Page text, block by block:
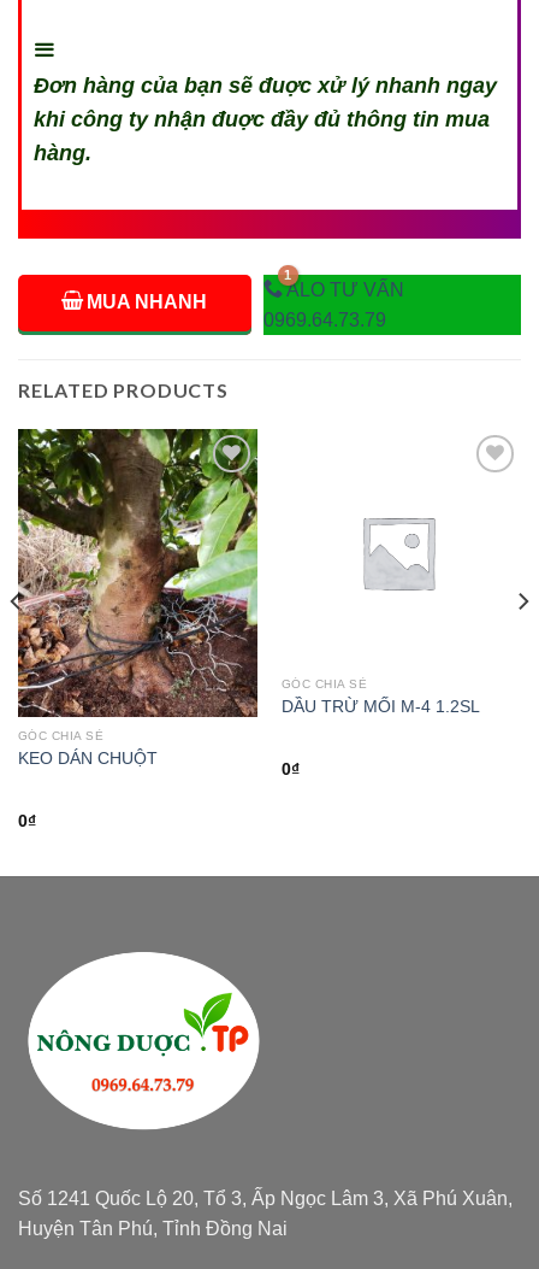
Đơn hàng của bạn sẽ đuợc xử lý nhanh ngay
khi công ty nhận đuợc đầy đủ thông tin mua
hàng.
MUA NHANH
ALO TƯ VẤN
0969.64.73.79
RELATED PRODUCTS
Add to
wishlist
GÓC CHIA SẺ
KEO DÁN CHUỘT
0₫
GÓC CHIA SẺ
DẦU TRỪ MỐI M-4 1.2SL
0₫
Số 1241 Quốc Lộ 20, Tổ 3, Ấp Ngọc Lâm 3, Xã Phú Xuân,
Huyện Tân Phú, Tỉnh Đồng Nai